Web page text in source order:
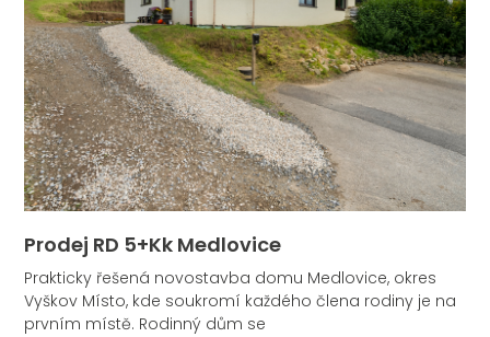
Prodej RD 5+kk Medlovice
Prakticky řešená novostavba domu Medlovice, okres
Vyškov Místo, kde soukromí každého člena rodiny je na
prvním místě. Rodinný dům se